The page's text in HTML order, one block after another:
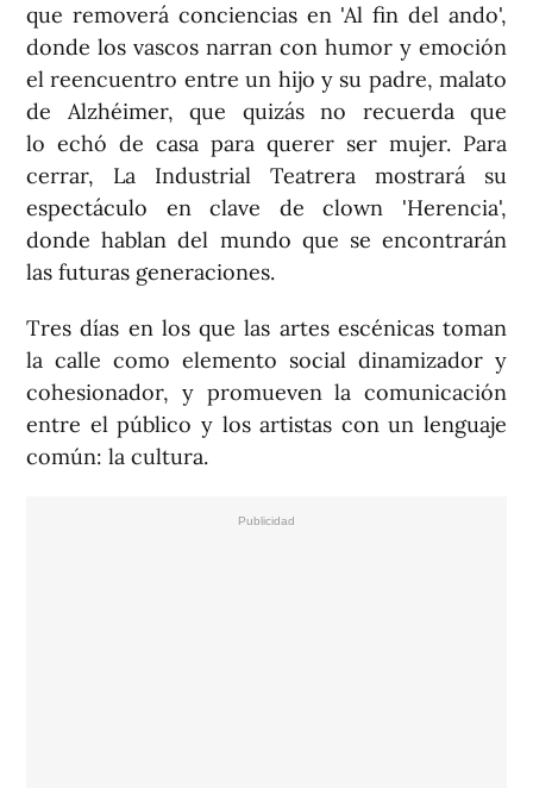
que removerá conciencias en 'Al fin del ando',
donde los vascos narran con humor y emoción
el reencuentro entre un hijo y su padre, malato
de Alzhéimer, que quizás no recuerda que
lo echó de casa para querer ser mujer. Para
cerrar, La Industrial Teatrera mostrará su
espectáculo en clave de clown 'Herencia',
donde hablan del mundo que se encontrarán
las futuras generaciones.
Tres días en los que las artes escénicas toman
la calle como elemento social dinamizador y
cohesionador, y promueven la comunicación
entre el público y los artistas con un lenguaje
común: la cultura.